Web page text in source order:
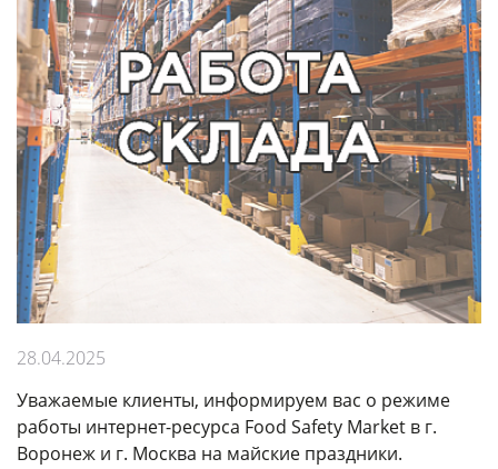
28.04.2025
Уважаемые клиенты, информируем вас о режиме
работы интернет-ресурса Food Safety Market в г.
Воронеж и г. Москва на майские праздники.